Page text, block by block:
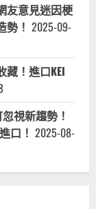
友意見迷因梗
勢！ 2025-09-
藏！進口KEI
視新趨勢！
口！ 2025-08-